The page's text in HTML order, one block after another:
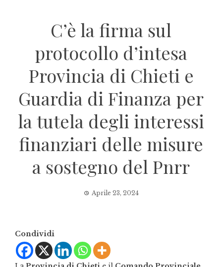
C’è la firma sul
protocollo d’intesa
Provincia di Chieti e
Guardia di Finanza per
la tutela degli interessi
finanziari delle misure
a sostegno del Pnrr
Aprile 23, 2024
Condividi